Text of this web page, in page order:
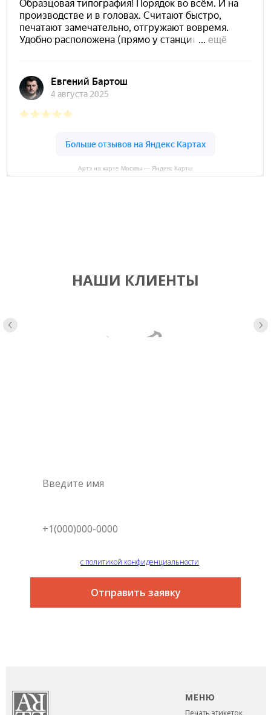
Артэ на карте Москвы — Яндекс Карты
НАШИ КЛИЕНТЫ
с политикой конфиденциальности
Отправить заявку
МЕНЮ
Печать этикеток